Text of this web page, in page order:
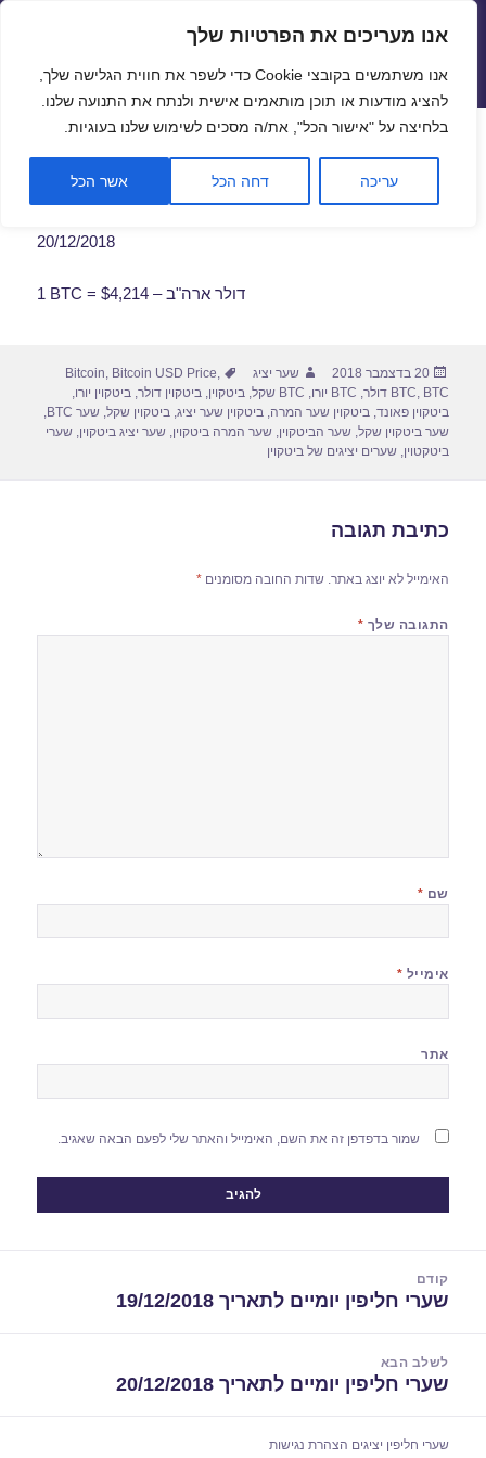
פתח
אנו מעריכים את הפרטיות שלך
אנו משתמשים בקובצי Cookie כדי לשפר את חווית הגלישה שלך,
להציג מודעות או תוכן מותאמים אישית ולנתח את התנועה שלנו.
בלחיצה על "אישור הכל", את/ה מסכים לשימוש שלנו בעוגיות.
עריכה דחה הכל אשר הכל
שערי חליפין יציגים – שער יציג
תפריטים
ווידג'טים
שער ביטקוין לתאריך 20/12/2018
20/12/2018
1 BTC = $4,214 – דולר ארה"ב
פורסם
בתאריך
20 בדצמבר 2018 מחבר
שער יציג תגיות Bitcoin, Bitcoin USD Price,
BTC, BTC דולר , BTC יורו , BTC שקל ,ביטקוין,ביטקוין דולר,ביטקוין יורו,
ביטקוין פאונד,ביטקוין שער המרה,ביטקוין שער יציג,ביטקוין שקל,שער BTC
,
שער ביטקוין שקל,שער הביטקוין,שער המרה ביטקוין,שער יציג ביטקוין,שערי
ביטקטוין,שערים יציגים של ביטקוין
כתיבת תגובה
האימייל לא יוצג באתר. שדות החובה מסומנים*
התגובה שלך *
שם *
אימייל *
אתר
שמור בדפדפן זה את השם, האימייל והאתר שלי לפעם הבאה שאגיב.
קודם
הפוסט
שערי חליפין יומיים לתאריך 19/12/2018
לשלב הבא
הפוסט
שערי חליפין יומיים לתאריך 20/12/2018
שערי חליפין יציגים הצהרת נגישות